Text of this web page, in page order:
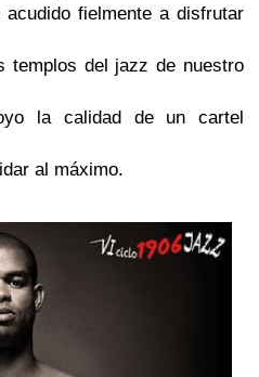
fielmente a disfrutar
templos del jazz de nuestro
la calidad de un cartel
al máximo.